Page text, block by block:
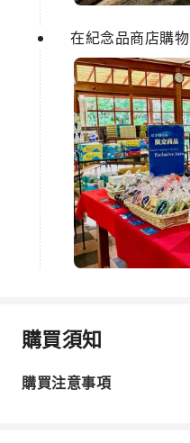
在紀念品商店購物
購買須知
購買注意事項